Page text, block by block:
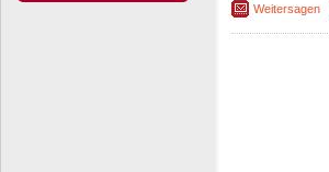
Weitersagen